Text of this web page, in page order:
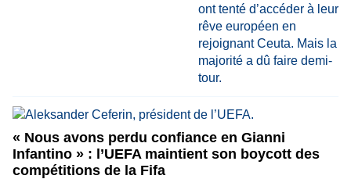
« Nous avons perdu confiance en Gianni
Infantino » : l’UEFA maintient son boycott des
compétitions de la Fifa